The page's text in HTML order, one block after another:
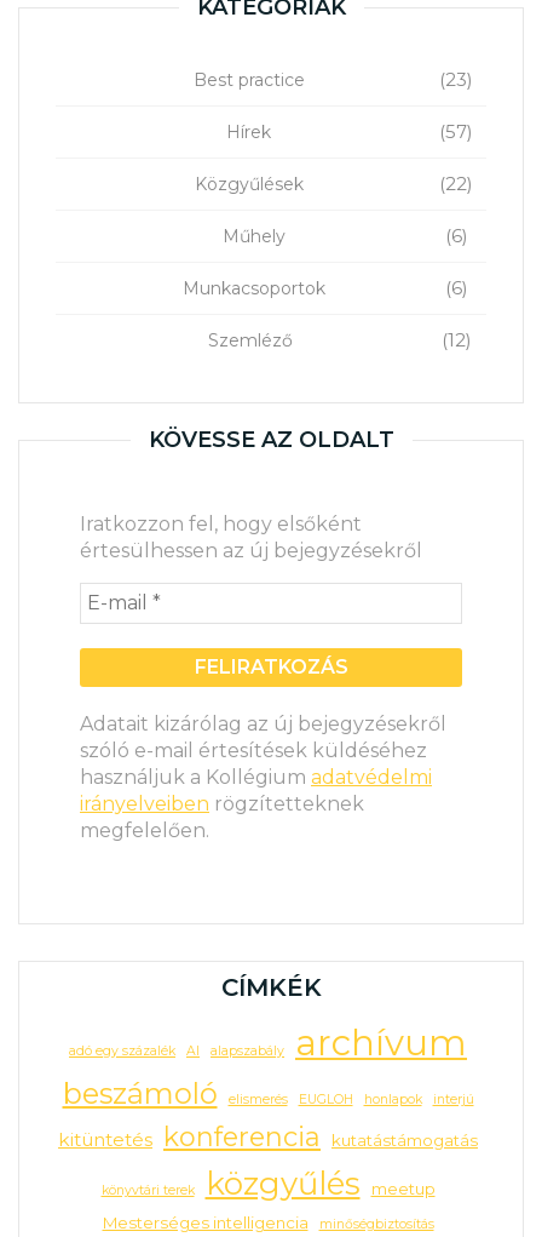
KATEGÓRIÁK
Best practice (23)
Hírek (57)
Közgyűlések (22)
Műhely (6)
Munkacsoportok (6)
Szemléző (12)
KÖVESSE AZ OLDALT
Iratkozzon fel, hogy elsőként
értesülhessen az új bejegyzésekről
Adatait kizárólag az új bejegyzésekről
szóló e-mail értesítések küldéséhez
használjuk a Kollégium adatvédelmi
irányelveiben rögzítetteknek
megfelelően.
CÍMKÉK
adó egy százalék AI alapszabály archívum
beszámoló elismerés EUGLOH honlapok interjú
kitüntetés konferencia kutatástámogatás
könyvtári terek közgyűlés
meetup
Mesterséges intelligencia
minőségbiztosítás